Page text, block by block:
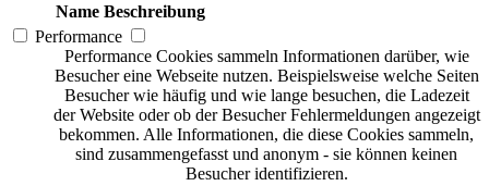
Name Beschreibung
Performance
Performance Cookies sammeln Informationen darüber, wie
Besucher eine Webseite nutzen. Beispielsweise welche Seiten
Besucher wie häufig und wie lange besuchen, die Ladezeit
der Website oder ob der Besucher Fehlermeldungen angezeigt
bekommen. Alle Informationen, die diese Cookies sammeln,
sind zusammengefasst und anonym - sie können keinen
Besucher identifizieren.